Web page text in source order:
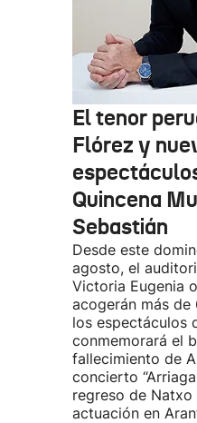
El tenor
Flórez y
Quincena
Sebastián
Desde este
agosto, el
Victoria Eugenia
acogerán más
los espectáculos
conmemorará el
fallecimiento de
concierto
regreso de Natxo
actuación en